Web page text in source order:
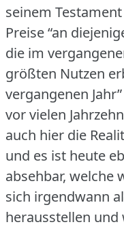
seinem
Preise “an
die im
größten Nutzen
vergangenen
vor vielen
auch hier die
und es ist heute
absehbar, welche
sich irgendwann
herausstellen und